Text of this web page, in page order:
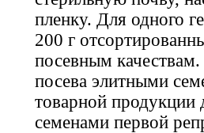
пленку. Для одного
200 г
посевным
посева элитными
товарной продукции
семенами первой